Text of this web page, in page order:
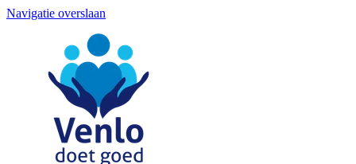
Navigatie overslaan